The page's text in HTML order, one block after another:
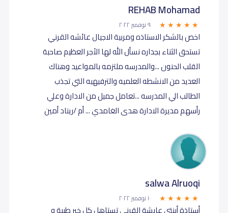
REHAB Mohamad
٩ نوفمبر ٢٠٢٢
اخص بالشكر الاستاذه ومربية الاجيال عائشه القرني
تستحق الثناء بجداره نسأل الله لها الأجر العظيم صاحبة
القلب الحنون ...والمدرسه ملتزمه بالمواعيد وهناك
العديد من الانشطه العلميه والترفيهيه التي تجذب
الطالب الي المدرسه ...تعامل جميل من الادارة وعلي
رأسهم مديرة الادارة هدى الغامدي ... أم /ريناد أمين
salwa Alruoqi
١٠ نوفمبر ٢٠٢٢